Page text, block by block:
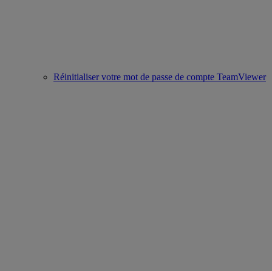
Réinitialiser votre mot de passe de compte TeamViewer